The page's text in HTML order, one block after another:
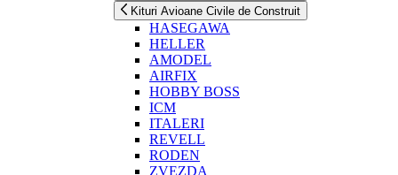
Kituri Avioane Civile de Construit
HASEGAWA
HELLER
AMODEL
AIRFIX
HOBBY BOSS
ICM
ITALERI
REVELL
RODEN
ZVEZDA